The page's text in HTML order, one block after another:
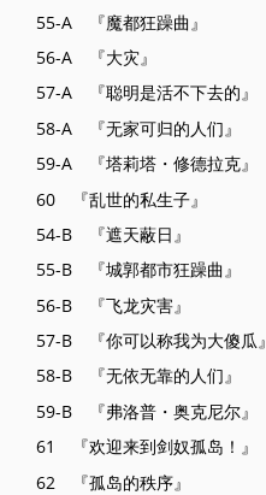
55-A 『魔都狂躁曲』
56-A 『大灾』
57-A 『聪明是活不下去的』
58-A 『无家可归的人们』
59-A 『塔莉塔・修德拉克』
60 『乱世的私生子』
54-B 『遮天蔽日』
55-B 『城郭都市狂躁曲』
56-B 『飞龙灾害』
57-B 『你可以称我为大傻瓜』
58-B 『无依无靠的人们』
59-B 『弗洛普・奥克尼尔』
61 『欢迎来到剑奴孤岛！』
62 『孤岛的秩序』